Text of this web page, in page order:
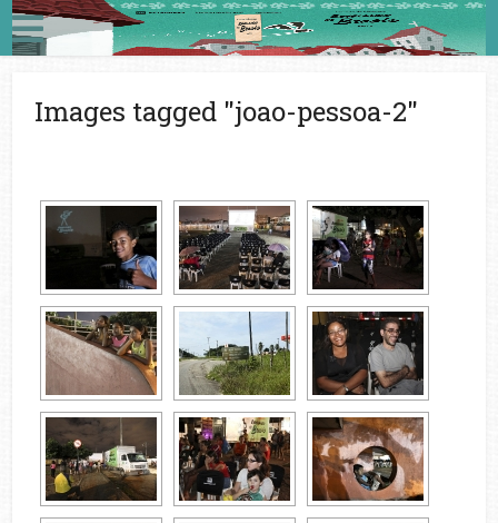
Images tagged "joao-pessoa-2"